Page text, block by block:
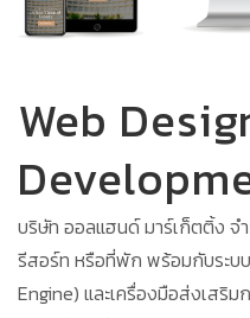
Web
บริษัท ออลแฮนด์ มาร์เก็ตติ้ง จ
รีสอร์ท หรือที่พัก พร้อมกับระบ
Engine) และเครื่องมือส่งเสริ